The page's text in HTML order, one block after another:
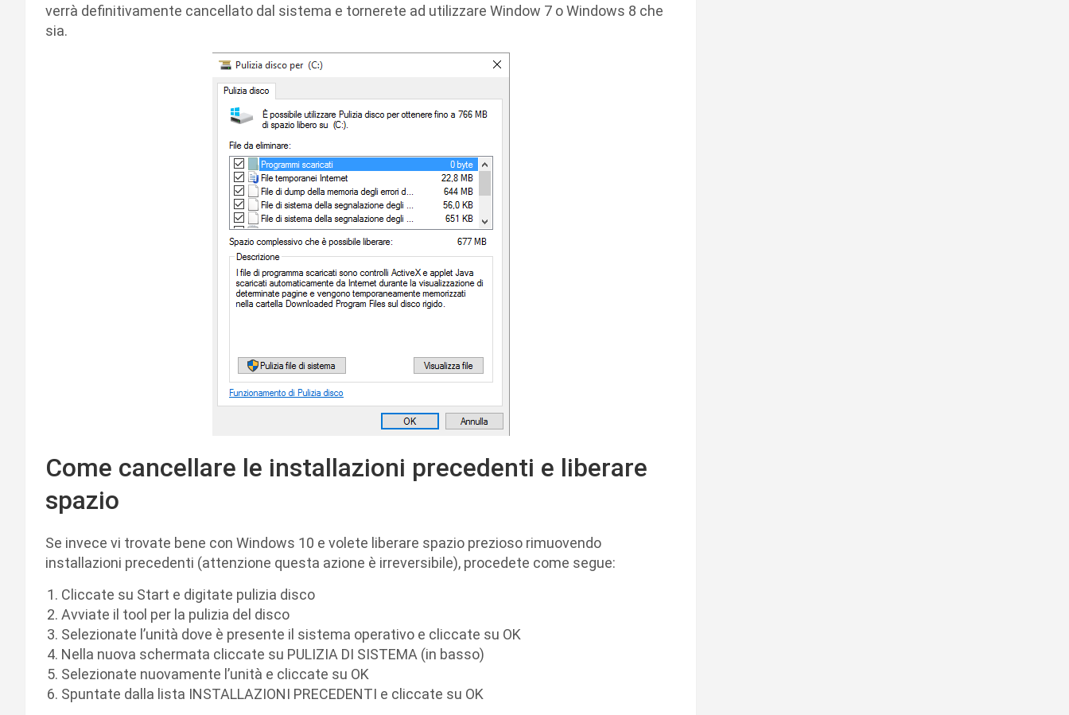
verrà definitivamente cancellato dal sistema e tornerete ad utilizzare Window 7 o Windows 8 che
sia.
Come cancellare le installazioni precedenti e liberare
spazio
Se invece vi trovate bene con Windows 10 e volete liberare spazio prezioso rimuovendo
installazioni precedenti (attenzione questa azione è irreversibile), procedete come segue:
Cliccate su Start e digitate pulizia disco
Avviate il tool per la pulizia del disco
Selezionate l’unità dove è presente il sistema operativo e cliccate su OK
Nella nuova schermata cliccate su PULIZIA DI SISTEMA (in basso)
Selezionate nuovamente l’unità e cliccate su OK
Spuntate dalla lista INSTALLAZIONI PRECEDENTI e cliccate su OK